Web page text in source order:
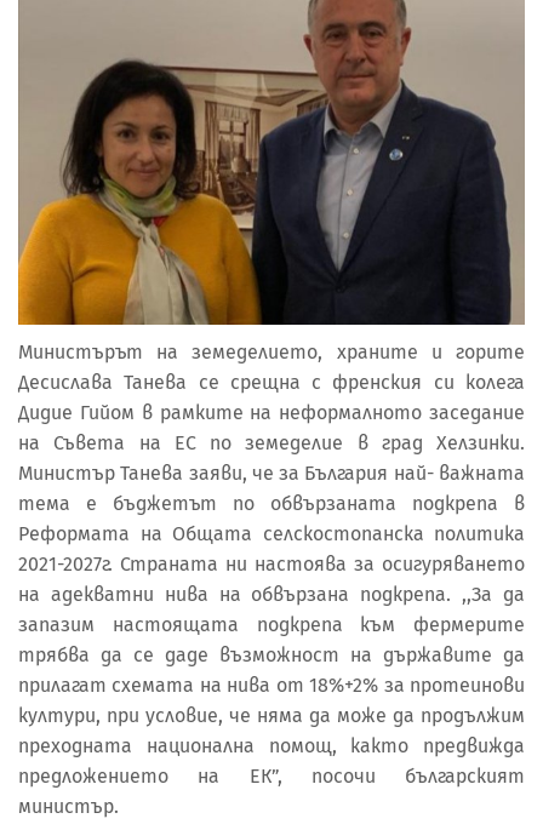
Министърът на земеделието, храните и горите
Десислава Танева се срещна с френския си колега
Дидие Гийом в рамките на неформалното заседание
на Съвета на ЕС по земеделие в град Хелзинки.
Министър Танева заяви, че за България най- важната
тема е бъджетът по обвързаната подкрепа в
Реформата на Общата селскостопанска политика
2021-2027г. Страната ни настоява за осигуряването
на адекватни нива на обвързана подкрепа. ,,За да
запазим настоящата подкрепа към фермерите
трябва да се даде възможност на държавите да
прилагат схемата на нива от 18%+2% за протеинови
култури, при условие, че няма да може да продължим
преходната национална помощ, както предвижда
предложението на ЕК”, посочи българският
министър.